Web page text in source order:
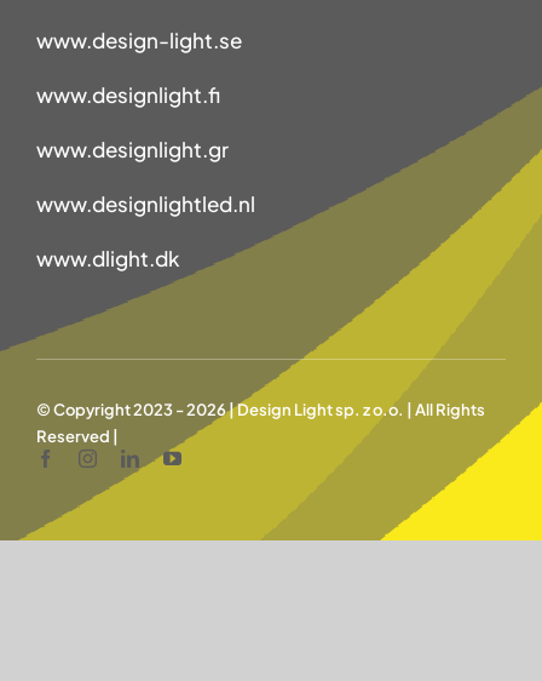
www.design-light.se
www.designlight.fi
www.designlight.gr
www.designlightled.nl
www.dlight.dk
© Copyright 2023 - 2026 | Design Light sp. z o.o. | All Rights
Reserved |